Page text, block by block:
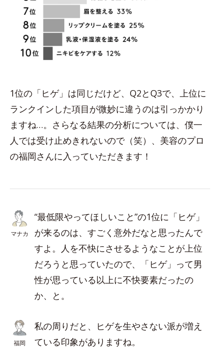
1位の「ヒゲ」は同じだけど、Q2とQ3で、上位に
ランクインした項目が微妙に違うのは引っかかり
ますね…。さらなる結果の分析については、僕一
人では受け止めきれないので（笑）、美容のプロ
の福岡さんに入っていただきます！
マナカ
“最低限やってほしいこと”の1位に「ヒゲ」
が来るのは、すごく意外だなと思ったんで
すよ。人を不快にさせるようなことが上位
だろうと思っていたので、「ヒゲ」って男
性が思っている以上に不快要素だったの
か、と。
福岡
私の周りだと、ヒゲを生やさない派が増え
ている印象がありますね。